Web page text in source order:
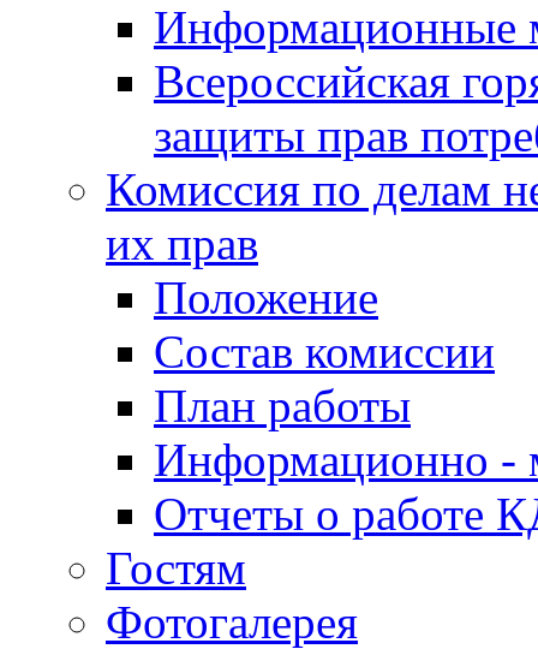
Информационные
Всероссийская
защиты прав
Комиссия по делам
их прав
Положение
Состав комиссии
План работы
Информационно -
Отчеты о работе
Гостям
Фотогалерея